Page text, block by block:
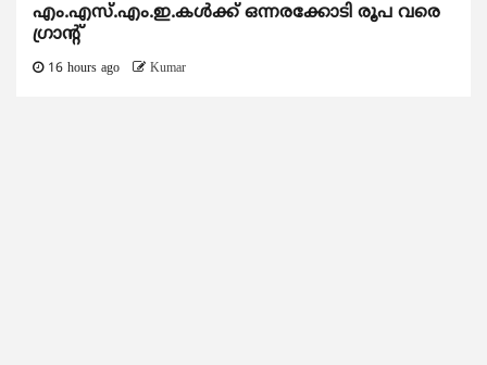
എം.എസ്.എം.ഇ.കൾക്ക് ഒന്നരക്കോടി രൂപ വരെ
ഗ്രാന്റ്
16 hours ago Kumar